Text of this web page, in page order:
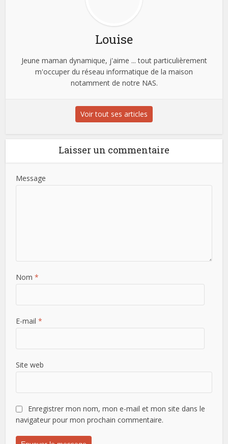
Louise
Jeune maman dynamique, j'aime ... tout particulièrement
m'occuper du réseau informatique de la maison
notamment de notre NAS.
Voir tout ses articles
Laisser un commentaire
Message
Nom*
E-mail*
Site web
Enregistrer mon nom, mon e-mail et mon site dans le
navigateur pour mon prochain commentaire.